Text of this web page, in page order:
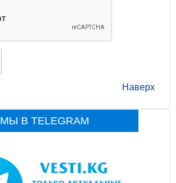
Наверх
МЫ В TELEGRAM